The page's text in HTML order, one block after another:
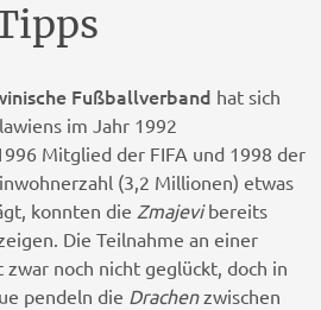
Fußballverband hat sich
im Jahr 1992
Mitglied der FIFA und 1998 der
(3,2 Millionen) etwas
konnten die Zmajevibereits
Die Teilnahme an einer
noch nicht geglückt, doch in
pendeln die Drachenzwischen